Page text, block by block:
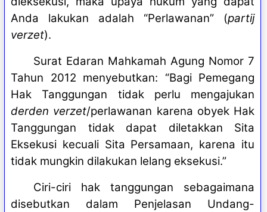
Anda lakukan adalah “Perlawanan” (partij
verzet).
Surat Edaran Mahkamah Agung Nomor 7
Tahun 2012 menyebutkan: “Bagi Pemegang
Hak Tanggungan tidak perlu mengajukan
derden verzet/perlawanan karena obyek Hak
Tanggungan tidak dapat diletakkan Sita
Eksekusi kecuali Sita Persamaan, karena itu
tidak mungkin dilakukan lelang eksekusi.”
Ciri-ciri hak tanggungan sebagaimana
disebutkan dalam Penjelasan Undang-